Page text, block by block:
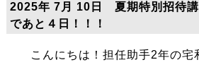
2025年 7月 10日 夏期特別招待講
であと４日！！！
こんにちは！担任助手2年の宅